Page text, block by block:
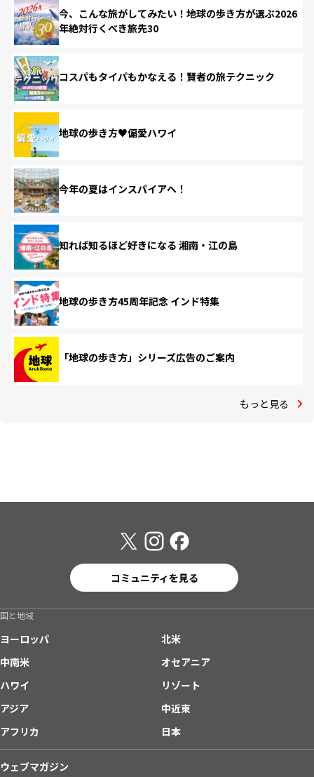
今、こんな旅がしてみたい！地球の歩き方が選ぶ2026
年絶対行くべき旅先30
コスパもタイパもかなえる！賢者の旅テクニック
地球の歩き方♥偏愛ハワイ
今年の夏はインスパイアへ！
知れば知るほど好きになる 湘南・江の島
地球の歩き方45周年記念 インド特集
「地球の歩き方」シリーズ広告のご案内
もっと見る
コミュニティを見る
国と地域
ヨーロッパ
北米
中南米
オセアニア
ハワイ
リゾート
アジア
中近東
アフリカ
日本
ウェブマガジン